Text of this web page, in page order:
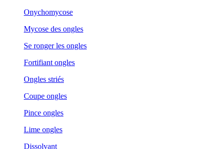
Onychomycose
Mycose des ongles
Se ronger les ongles
Fortifiant ongles
Ongles striés
Coupe ongles
Pince ongles
Lime ongles
Dissolvant